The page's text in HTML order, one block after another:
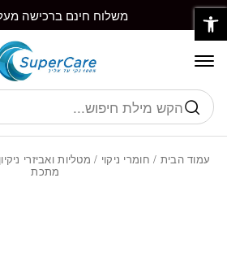
Skip to Content משלוח חינם ברכישה מעל
חיפוש
עמוד הבית / חומרי ניקוי / מטליות ואביזרי ניקיון
מתכת
בחזרה למעלה
פתח סרגל נגישות